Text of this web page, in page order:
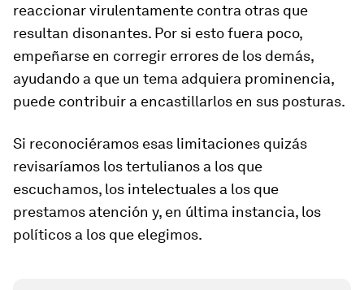
reaccionar virulentamente contra otras que
resultan disonantes. Por si esto fuera poco,
empeñarse en corregir errores de los demás,
ayudando a que un tema adquiera prominencia,
puede contribuir a encastillarlos en sus posturas.
Si reconociéramos esas limitaciones quizás
revisaríamos los tertulianos a los que
escuchamos, los intelectuales a los que
prestamos atención y, en última instancia, los
políticos a los que elegimos.